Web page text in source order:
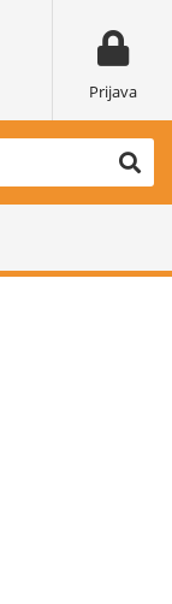
Prijava